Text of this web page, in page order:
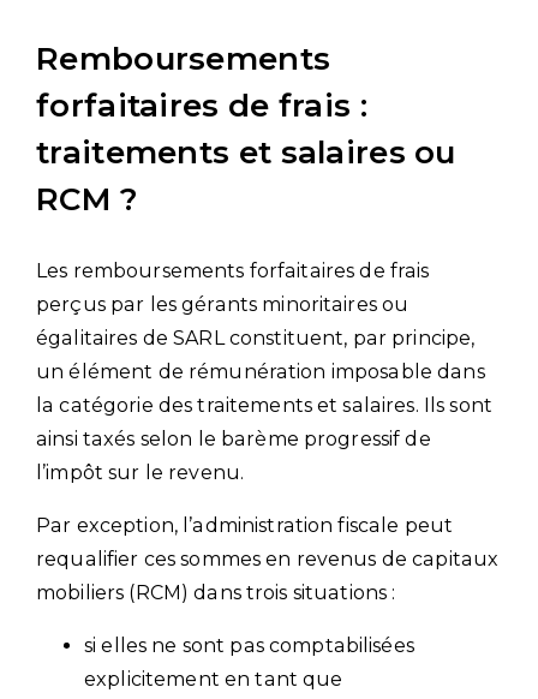
Remboursements
forfaitaires de frais :
traitements et salaires ou
RCM ?
Les remboursements forfaitaires de frais
perçus par les gérants minoritaires ou
égalitaires de SARL constituent, par principe,
un élément de rémunération imposable dans
la catégorie des traitements et salaires. Ils sont
ainsi taxés selon le barème progressif de
l’impôt sur le revenu.
Par exception, l’administration fiscale peut
requalifier ces sommes en revenus de capitaux
mobiliers (RCM) dans trois situations :
si elles ne sont pas comptabilisées
explicitement en tant que